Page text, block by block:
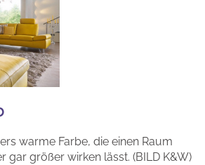
warme Farbe, die einen Raum
gar größer wirken lässt. (BILD K&W)